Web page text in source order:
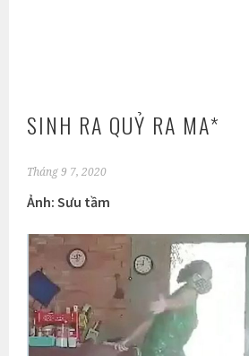
SINH RA QUỶ RA MA*
Tháng 9 7, 2020
Ảnh: Sưu tầm